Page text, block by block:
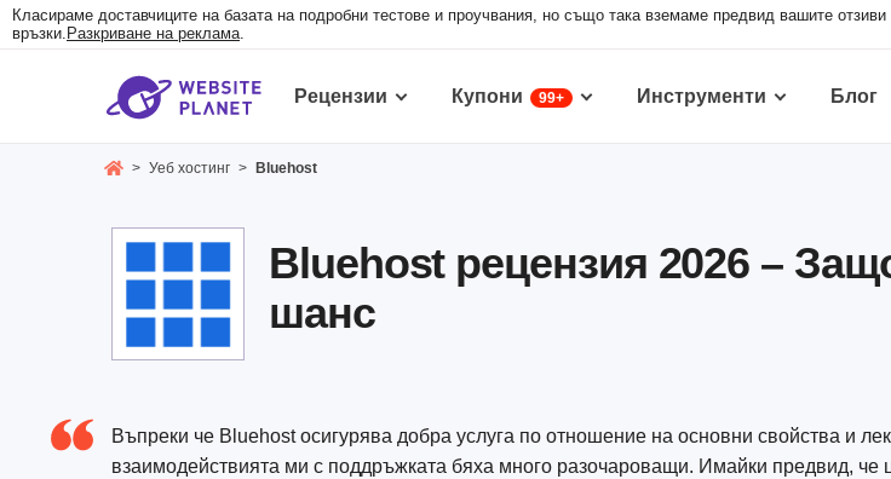
Класираме доставчиците на базата на подробни тестове и проучвания, но също така вземаме предвид вашите
връзки. Разкриване на реклама.
Рецензии Купони 99+ Инструменти Блог
> Уеб хостинг > Bluehost
Bluehost рецензия 2026 –
шанс
Въпреки че Bluehost осигурява добра услуга по отношение на основни свойства и
взаимодействията ми с поддръжката бяха много разочароващи. Имайки предвид, че